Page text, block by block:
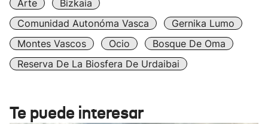
Arte
Bizkaia
Comunidad Autonóma Vasca
Gernika Lumo
Montes Vascos
Ocio
Bosque De Oma
Reserva De La Biosfera De Urdaibai
Te puede interesar